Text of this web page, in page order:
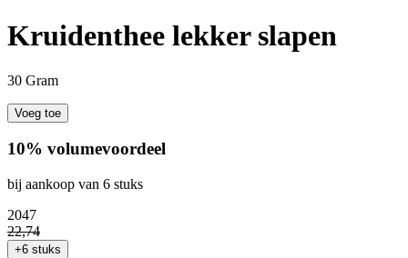
Kruidenthee lekker slapen
30 Gram
Voeg toe
10% volumevoordeel
bij aankoop van 6 stuks
2047
22,74
+6 stuks